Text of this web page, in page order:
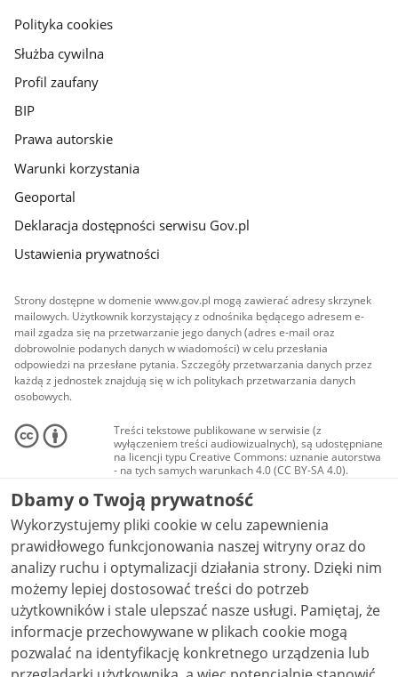
gov.pl
Polityka cookies
Służba cywilna
Profil zaufany
BIP
Prawa autorskie
Warunki korzystania
Geoportal
Deklaracja dostępności serwisu Gov.pl
Ustawienia prywatności
Strony dostępne w domenie www.gov.pl mogą zawierać adresy skrzynek
mailowych. Użytkownik korzystający z odnośnika będącego adresem e-
mail zgadza się na przetwarzanie jego danych (adres e-mail oraz
dobrowolnie podanych danych w wiadomości) w celu przesłania
odpowiedzi na przesłane pytania. Szczegóły przetwarzania danych przez
każdą z jednostek znajdują się w ich politykach przetwarzania danych
osobowych.
Treści tekstowe publikowane w serwisie (z
wyłączeniem treści audiowizualnych), są udostępniane
na licencji typu Creative Commons: uznanie autorstwa
- na tych samych warunkach 4.0 (CC BY-SA 4.0).
Materiały audiowizualne, w tym zdjęcia, materiały
audio i wideo, są udostępniane na licencji typu
Creative Commons: uznanie autorstwa użycie
niekomercyjne - bez utworów zależnych 4.0 (CC BY-
NC-ND 4.0), o ile nie jest to stwierdzone inaczej.
Dbamy o Twoją prywatność
Wykorzystujemy pliki cookie w celu zapewnienia
prawidłowego funkcjonowania naszej witryny oraz do
analizy ruchu i optymalizacji działania strony. Dzięki nim
możemy lepiej dostosować treści do potrzeb
użytkowników i stale ulepszać nasze usługi. Pamiętaj, że
informacje przechowywane w plikach cookie mogą
pozwalać na identyfikację konkretnego urządzenia lub